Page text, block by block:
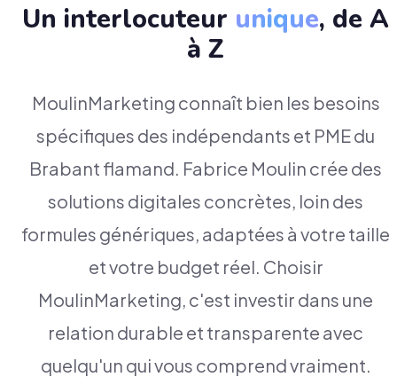
Un interlocuteur unique, de A
à Z
MoulinMarketing connaît bien les besoins
spécifiques des indépendants et PME du
Brabant flamand. Fabrice Moulin crée des
solutions digitales concrètes, loin des
formules génériques, adaptées à votre taille
et votre budget réel. Choisir
MoulinMarketing, c'est investir dans une
relation durable et transparente avec
quelqu'un qui vous comprend vraiment.